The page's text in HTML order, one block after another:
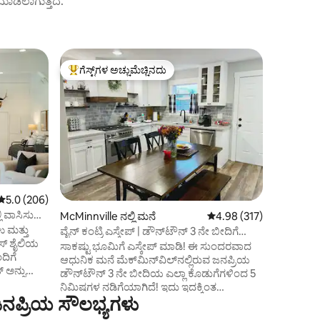
ರಲ್ಲಿ 5.0 ಸರಾಸರಿ ರೇಟಿಂಗ್, 206 ವಿಮರ್ಶೆಗಳು
5.0 (206)
ಮತ್ತು
ಶೈಲಿಯ
ಗೆಸ್ಟ್‌ಗಳಿಗೆ ಅತಿ ಹೆಚ್ಚು ಅಚ್ಚುಮೆಚ್ಚಿನದು
ಗೆಸ್ಟ್‌ಗಳ ಅಚ್ಚುಮೆಚ್ಚಿನದು
McMinnville ನಲ್ಲಿ ಮನೆ 5 ರಲ್ಲಿ 4.98 ಸರಾಸರಿ
4.98 (317)
ವೈನ್ ಕಂಟ್ರಿ ಎಸ್ಕೇಪ್ | ಡೌನ್‌ಟೌನ್ 3 ನೇ ಬೀದಿಗೆ
ನಡೆಯಿರಿ
ಸಾಕಷ್ಟು ಭೂಮಿಗೆ ಎಸ್ಕೇಪ್ ಮಾಡಿ! ಈ ಸುಂದರವಾದ
ಆಧುನಿಕ ಮನೆ ಮೆಕ್‌ಮಿನ್‌ವಿಲ್‌ನಲ್ಲಿರುವ ಜನಪ್ರಿಯ
ಡೌನ್‌ಟೌನ್ 3 ನೇ ಬೀದಿಯ ಎಲ್ಲಾ ಕೊಡುಗೆಗಳಿಂದ 5
ನಿಮಿಷಗಳ ನಡಿಗೆಯಾಗಿದೆ! ಇದು ಇದಕ್ಕಿಂತ
ಹತ್ತಿರವಾಗುವುದಿಲ್ಲ ಅಥವಾ
ಆರಾಮದಾಯಕವಾಗುವುದಿಲ್ಲ. ಡೌನ್‌ಟೌನ್
ಸೌಲಭ್ಯಗಳು